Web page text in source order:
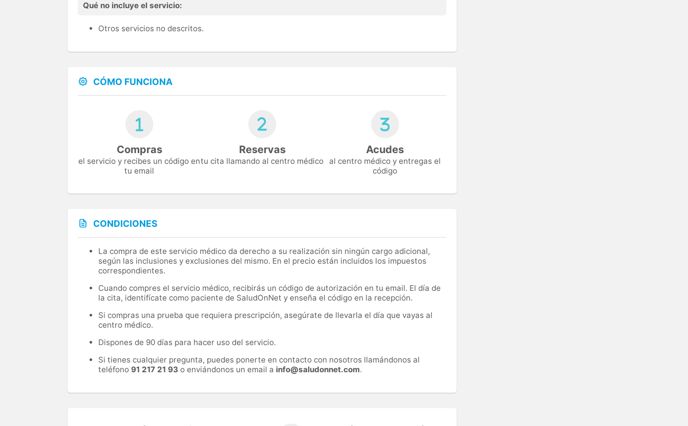
Qué no incluye el servicio:
Otros servicios no descritos.
CÓMO FUNCIONA
Compras
el servicio y recibes un código en
tu email
Reservas
tu cita llamando al centro médico
Acudes
al centro médico y entregas el
código
CONDICIONES
La compra de este servicio médico da derecho a su realización sin ningún cargo adicional,
según las inclusiones y exclusiones del mismo. En el precio están incluidos los impuestos
correspondientes.
Cuando compres el servicio médico, recibirás un código de autorización en tu email. El día de
la cita, identifícate como paciente de SaludOnNet y enseña el código en la recepción.
Si compras una prueba que requiera prescripción, asegúrate de llevarla el día que vayas al
centro médico.
Dispones de 90 días para hacer uso del servicio.
Si tienes cualquier pregunta, puedes ponerte en contacto con nosotros llamándonos al
teléfono 91 217 21 93 o enviándonos un email a info@saludonnet.com.